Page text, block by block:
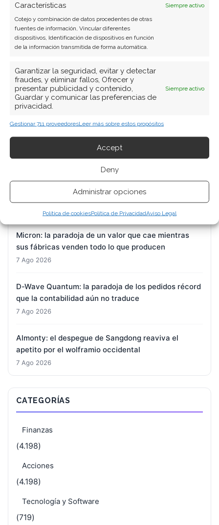
Características
Siempre activo
Cotejo y combinación de datos procedentes de otras
fuentes de información, Vincular diferentes
dispositivos, Identificación de dispositivos en función
de la información transmitida de forma automática.
Garantizar la seguridad, evitar y detectar
fraudes, y eliminar fallos, Ofrecer y
presentar publicidad y contenido,
Guardar y comunicar las preferencias de
privacidad.
Siempre activo
Gestionar 711 proveedoresLeer más sobre estos propósitos
Accept
Deny
Administrar opciones
Política de cookiesPolítica de PrivacidadAviso Legal
BUSCAR
ARTÍCULOS RECIENTES
Nvidia: la doble cara de una acción cerca de sus
7 Ago 2026
Del hardware a la trinchera digital: el mercado
Micron: la paradoja de un valor que cae mientras
sus fábricas venden todo lo que producen
7 Ago 2026
D-Wave Quantum: la paradoja de los pedidos récord
que la contabilidad aún no traduce
7 Ago 2026
Almonty: el despegue de Sangdong reaviva el
apetito por el wolframio occidental
7 Ago 2026
CATEGORÍAS
Finanzas
(4.198)
Acciones
(4.198)
Tecnología y Software
(719)